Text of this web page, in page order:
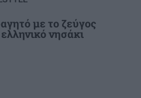
με το ζεύγος
νησάκι